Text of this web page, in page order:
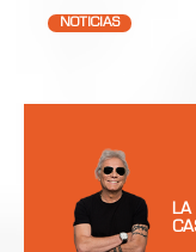
NOTICIAS
LA